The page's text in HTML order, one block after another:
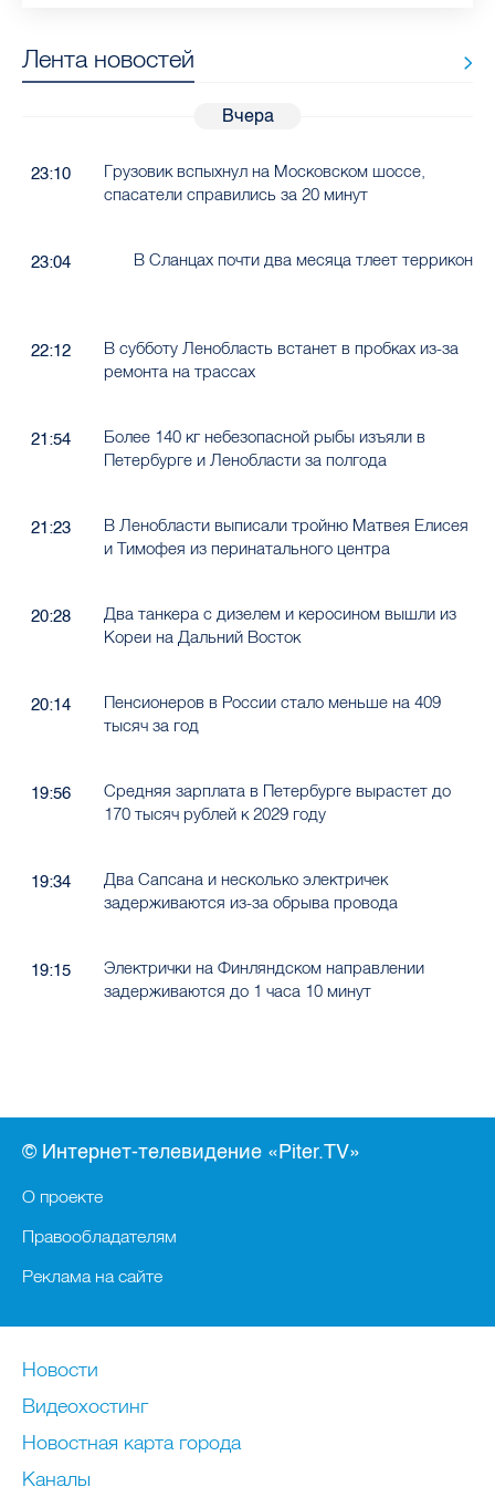
Лента новостей
Вчера
23:10
Грузовик вспыхнул на Московском шоссе,
спасатели справились за 20 минут
23:04 В Сланцах почти два месяца тлеет террикон
22:12
В субботу Ленобласть встанет в пробках из-за
ремонта на трассах
21:54
Более 140 кг небезопасной рыбы изъяли в
Петербурге и Ленобласти за полгода
21:23
В Ленобласти выписали тройню Матвея Елисея
и Тимофея из перинатального центра
20:28
Два танкера с дизелем и керосином вышли из
Кореи на Дальний Восток
20:14
Пенсионеров в России стало меньше на 409
тысяч за год
19:56
Средняя зарплата в Петербурге вырастет до
170 тысяч рублей к 2029 году
19:34
Два Сапсана и несколько электричек
задерживаются из-за обрыва провода
19:15
Электрички на Финляндском направлении
задерживаются до 1 часа 10 минут
© Интернет-телевидение «Piter.TV»
О проекте
Правообладателям
Реклама на сайте
Новости
Видеохостинг
Новостная карта города
Каналы